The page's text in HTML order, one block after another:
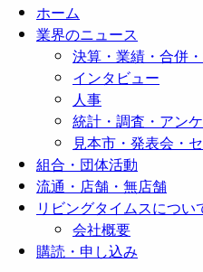
ホーム
業界のニュース
決算・業績・合併
インタビュー
人事
統計・調査・アン
見本市・発表会・
組合・団体活動
流通・店舗・無店舗
リビングタイムスについ
会社概要
購読・申し込み